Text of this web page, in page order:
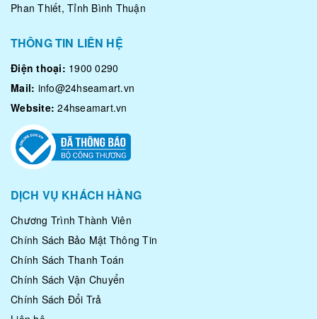
Phan Thiết, Tỉnh Bình Thuận
THÔNG TIN LIÊN HỆ
Điện thoại: 1900 0290
Mail: info@24hseamart.vn
Website: 24hseamart.vn
DỊCH VỤ KHÁCH HÀNG
Chương Trình Thành Viên
Chính Sách Bảo Mật Thông Tin
Chính Sách Thanh Toán
Chính Sách Vận Chuyển
Chính Sách Đổi Trả